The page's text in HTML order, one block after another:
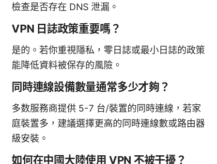
檢查是否存在 DNS 泄漏。
VPN 日誌政策重要嗎？
是的。若你重視隱私，零日誌或最小日誌的政策
能降低資料被保存的風險。
同時連線設備數量通常多少才夠？
多数服務商提供 5-7 台/裝置的同時連線，若家
庭裝置多，建議選擇更高的同時連線數或路由器
級安裝。
如何在中國大陸使用 VPN 不被干擾？